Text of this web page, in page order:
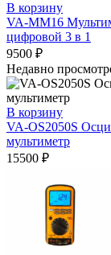
В корзину
VA-MM16
цифровой 3 в 1
9500 ₽
Недавно
В корзину
VA-OS2050S
мультиметр
15500 ₽